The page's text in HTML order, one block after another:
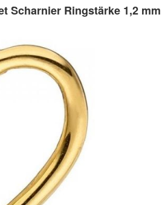
Scharnier Ringstärke 1,2 mm